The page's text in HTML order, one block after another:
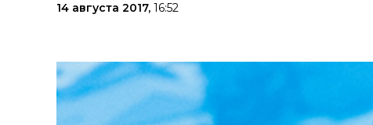
14 августа 2017, 16:52